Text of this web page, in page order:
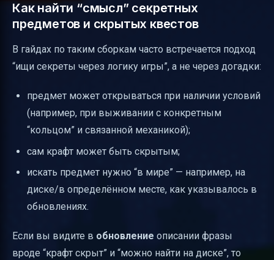
Как найти “смысл” секретных
предметов и скрытых квестов
В гайдах по таким сборкам часто встречается подход
“ищи секреты через логику игры”, а не через догадки:
предмет может открываться при наличии условий
(например, при выживании с конкретным
“кольцом” и связанной механикой);
сам крафт может быть скрытым;
искать предмет нужно “в мире” — например, на
диске/в определённом месте, как указывалось в
обновлениях.
Если вы видите в обновление описании фразы
вроде “крафт скрыт” и “можно найти на диске”, то